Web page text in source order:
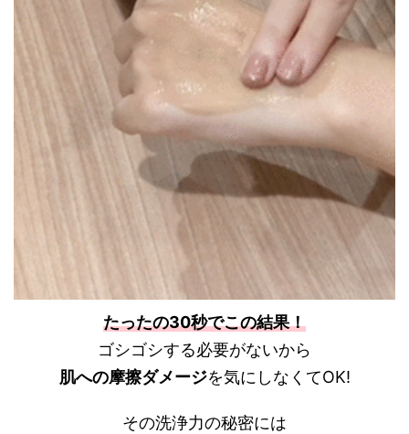
たったの30秒でこの結果！
ゴシゴシする必要がないから
肌への摩擦ダメージを気にしなくてOK!
その洗浄力の秘密には